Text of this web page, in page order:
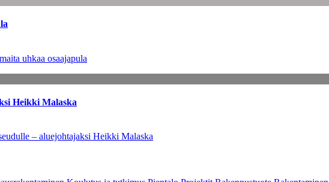
uhkaa osaajapula
Heikki Malaska
– aluejohtajaksi Heikki Malaska